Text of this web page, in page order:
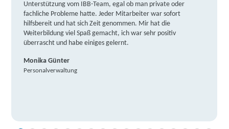
Unterstützung vom IBB-Team, egal ob man private oder
fachliche Probleme hatte. Jeder Mitarbeiter war sofort
hilfsbereit und hat sich Zeit genommen. Mir hat die
Weiterbildung viel Spaß gemacht, ich war sehr positiv
überrascht und habe einiges gelernt.
Monika Günter
Personalverwaltung